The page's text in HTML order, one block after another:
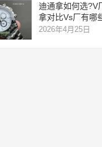
迪通拿如何选?V
拿对比Vs厂有哪
2026年4月25日